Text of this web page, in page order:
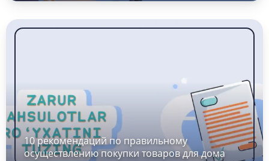
10 рекомендаций по правильному
осуществлению покупки товаров для дома